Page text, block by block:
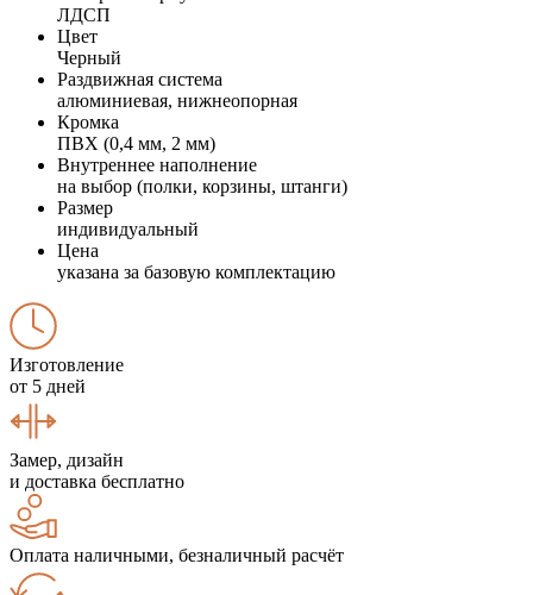
ЛДСП
Цвет
Черный
Раздвижная система
алюминиевая, нижнеопорная
Кромка
ПВХ (0,4 мм, 2 мм)
Внутреннее наполнение
на выбор (полки, корзины, штанги)
Размер
индивидуальный
Цена
указана за базовую комплектацию
Изготовление
от 5 дней
Замер, дизайн
и доставка бесплатно
Оплата наличными, безналичный расчёт